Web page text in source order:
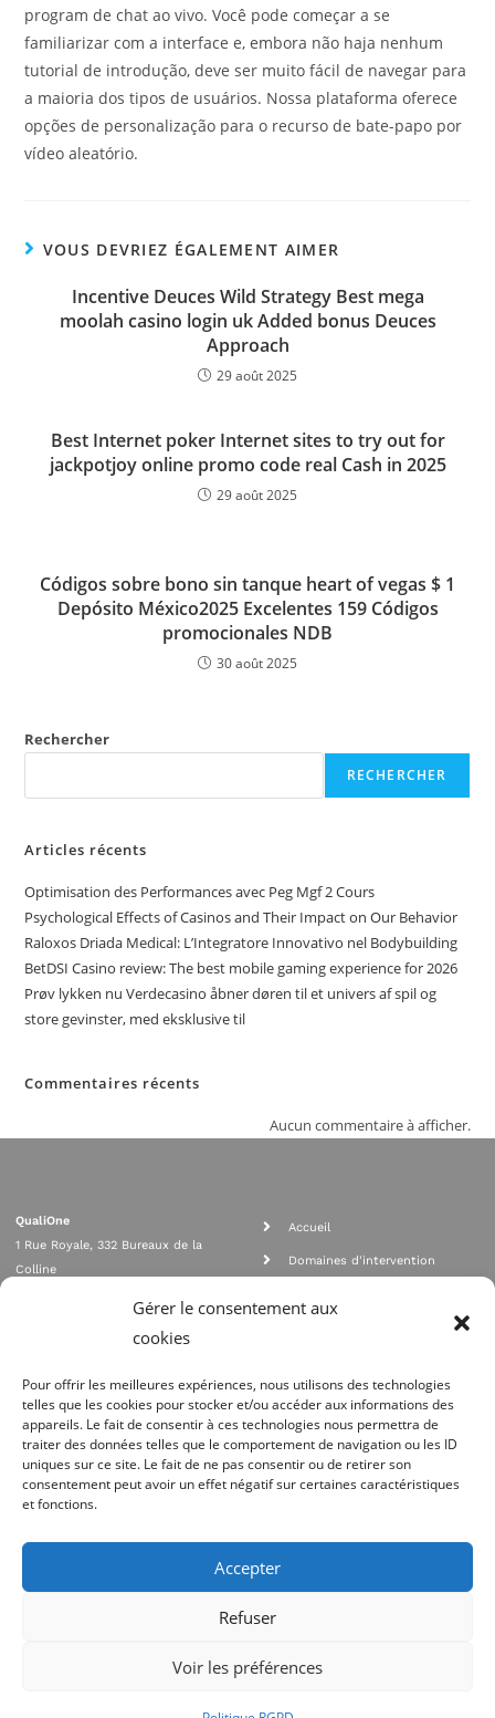
Gérer le consentement aux
cookies
Pour offrir les meilleures expériences, nous utilisons des technologies
telles que les cookies pour stocker et/ou accéder aux informations des
appareils. Le fait de consentir à ces technologies nous permettra de
traiter des données telles que le comportement de navigation ou les ID
uniques sur ce site. Le fait de ne pas consentir ou de retirer son
consentement peut avoir un effet négatif sur certaines caractéristiques
et fonctions.
Accepter
Refuser
Voir les préférences
program de chat ao vivo. Você pode começar a se
familiarizar com a interface e, embora não haja nenhum
tutorial de introdução, deve ser muito fácil de navegar para
a maioria dos tipos de usuários. Nossa plataforma oferece
opções de personalização para o recurso de bate-papo por
vídeo aleatório.
VOUS DEVRIEZ ÉGALEMENT AIMER
Incentive Deuces Wild Strategy Best mega
moolah casino login uk Added bonus Deuces
Approach
29 août 2025
Best Internet poker Internet sites to try out for
jackpotjoy online promo code real Cash in 2025
29 août 2025
Códigos sobre bono sin tanque heart of vegas $ 1
Depósito México2025 Excelentes 159 Códigos
promocionales NDB
30 août 2025
Rechercher
RECHERCHER
Articles récents
Optimisation des Performances avec Peg Mgf 2 Cours
Psychological Effects of Casinos and Their Impact on Our Behavior
Raloxos Driada Medical: L’Integratore Innovativo nel Bodybuilding
BetDSI Casino review: The best mobile gaming experience for 2026
Prøv lykken nu Verdecasino åbner døren til et univers af spil og
store gevinster, med eksklusive til
Commentaires récents
Aucun commentaire à afficher.
QualiOne
1 Rue Royale, 332 Bureaux de la
Colline
contact@qualione.com
Accueil
Domaines d'intervention
Agrément Orias n°08 040 890, conformité PCI_DSS, respect directives ACP